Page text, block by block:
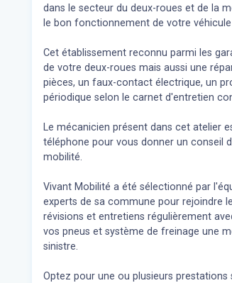
dans le secteur du deux-roues et de la
le bon fonctionnement de votre
Cet établissement reconnu parmi les
de votre deux-roues mais aussi une
pièces, un faux-contact électrique, un
périodique selon le carnet d'entretien
Le mécanicien présent dans cet atelier
téléphone pour vous donner un conseil
mobilité.
Vivant Mobilité a été sélectionné par
experts de sa commune pour rejoindre
révisions et entretiens régulièrement
vos pneus et système de freinage une
sinistre.
Optez pour une ou plusieurs